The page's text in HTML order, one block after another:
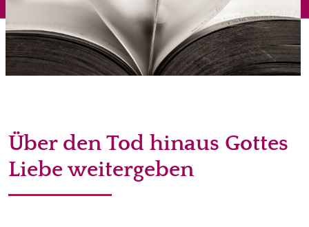
Über den Tod hinaus Gottes
Liebe weitergeben